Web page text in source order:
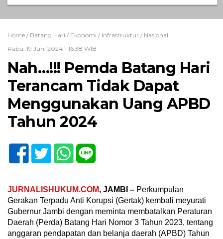
Home / Batang Hari / Ekonomi / Infrastruktur / Nasional
Rabu, 19 Juni 2024 - 16:38 WIB
Nah…!!! Pemda Batang Hari
Terancam Tidak Dapat
Menggunakan Uang APBD
Tahun 2024
JURNALISHUKUM.COM, JAMBI – Perkumpulan
Gerakan Terpadu Anti Korupsi (Gertak) kembali meyurati
Gubernur Jambi dengan meminta membatalkan Peraturan
Daerah (Perda) Batang Hari Nomor 3 Tahun 2023, tentang
anggaran pendapatan dan belanja daerah (APBD) Tahun